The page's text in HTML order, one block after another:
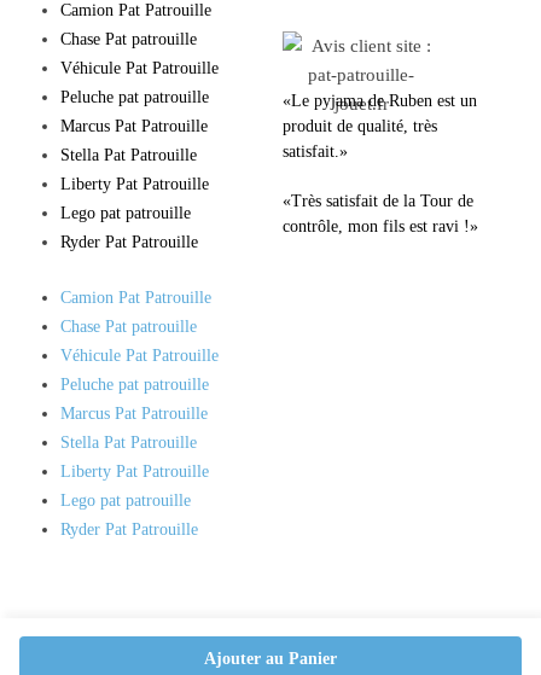
Ajouter au Panier
Camion Pat Patrouille
Chase Pat patrouille
Véhicule Pat Patrouille
Peluche pat patrouille
Marcus Pat Patrouille
Stella Pat Patrouille
Liberty Pat Patrouille
Lego pat patrouille
Ryder Pat Patrouille
Camion Pat Patrouille
Chase Pat patrouille
Véhicule Pat Patrouille
Peluche pat patrouille
Marcus Pat Patrouille
Stella Pat Patrouille
Liberty Pat Patrouille
Lego pat patrouille
Ryder Pat Patrouille
«Le pyjama de Ruben est un
produit de qualité, très
satisfait.»
«Très satisfait de la Tour de
contrôle, mon fils est ravi !»